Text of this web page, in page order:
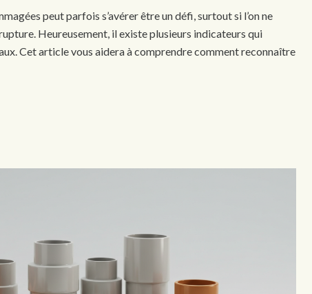
peut parfois s’avérer être un défi, surtout si l’on ne
Heureusement, il existe plusieurs indicateurs qui
Cet article vous aidera à comprendre comment reconnaître